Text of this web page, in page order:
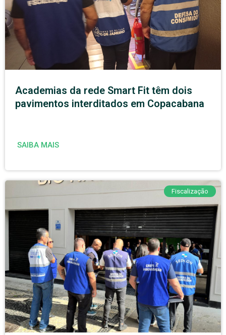
Academias da rede Smart Fit têm dois
pavimentos interditados em Copacabana
SAIBA MAIS
Fiscalização